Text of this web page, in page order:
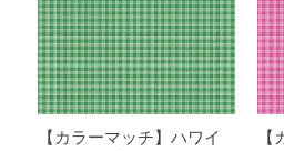
【カラーマッチ】ハワイ